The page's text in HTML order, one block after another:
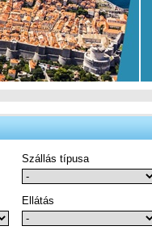
Szállás típusa
Ellátás